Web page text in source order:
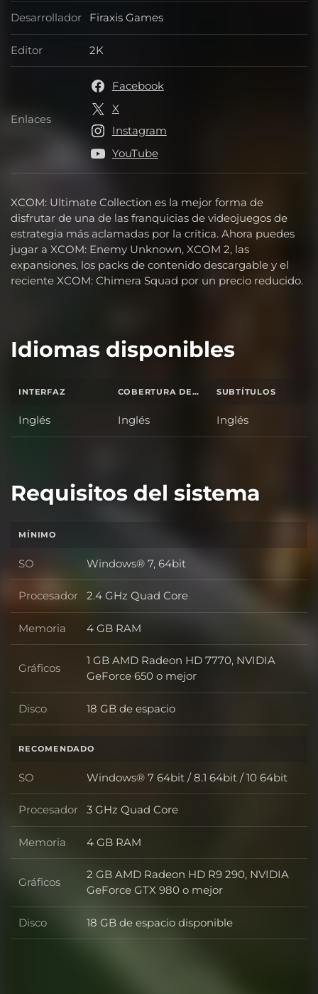
XCOM: Ultimate Collection es la mejor forma de
disfrutar de una de las franquicias de videojuegos de
estrategia más aclamadas por la crítica. Ahora puedes
jugar a XCOM: Enemy Unknown, XCOM 2, las
expansiones, los packs de contenido descargable y el
reciente XCOM: Chimera Squad por un precio reducido.
Desarrollador Desarrollador
Firaxis Games
Editor Editor
2K
Enlaces Enlaces
Facebook
X
Instagram
YouTube
Idiomas disponibles
INTERFAZ COBERTURA DE SONIDO TOTAL SUBTÍTULOS
Inglés Inglés Inglés
Requisitos del sistema
MÍNIMO
SO SO
Windows® 7, 64bit
Procesador Procesador
2.4 GHz Quad Core
Memoria Memoria
4 GB RAM
Gráficos Gráficos
1 GB AMD Radeon HD 7770, NVIDIA
GeForce 650 o mejor
Disco Disco
18 GB de espacio
RECOMENDADO
SO SO
Windows® 7 64bit / 8.1 64bit / 10 64bit
Procesador Procesador
3 GHz Quad Core
Memoria Memoria
4 GB RAM
Gráficos Gráficos
2 GB AMD Radeon HD R9 290, NVIDIA
GeForce GTX 980 o mejor
Disco Disco
18 GB de espacio disponible